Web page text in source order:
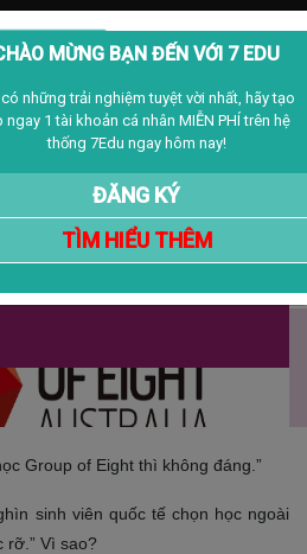
VIỆT NAM
Ngoài Go8 –
Group of Eight thì không đáng.”
sinh viên quốc tế chọn học ngoài
rỡ.” Vì sao?
MỪNG BẠN ĐẾN VỚI 7 EDU
những trải nghiệm tuyệt vời nhất, hãy tạo
ngay 1 tài khoản cá nhân MIỄN PHÍ trên hệ
thống 7Edu ngay hôm nay!
ĐĂNG KÝ
TÌM HIỂU THÊM